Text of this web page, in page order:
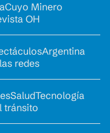
Cuyo Minero
OH
Argentina
redes
SaludTecnología
tránsito